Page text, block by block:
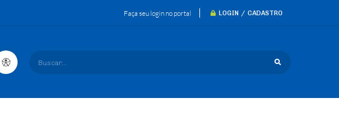
Faça seu login no portal LOGIN / CADASTRO
Buscar...